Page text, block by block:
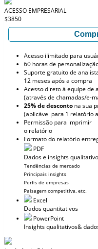
ACESSO EMPRESARIAL
$3850
Acesso ilimitado para
60 horas de
Suporte gratuito de
12 meses após a compra
Acesso direto à equipe de
(através de chamadas/e-
25% de desconto na sua
(aplicável para 1 relatório
Permissão para imprimir
o relatório
Formato do relatório
PDF
Dados e insights
Tendências de mercado
Principais insights
Perfis de empresas
Paisagem competitiva, etc.
Excel
Dados quantitativos
PowerPoint
Insights qualitativos&